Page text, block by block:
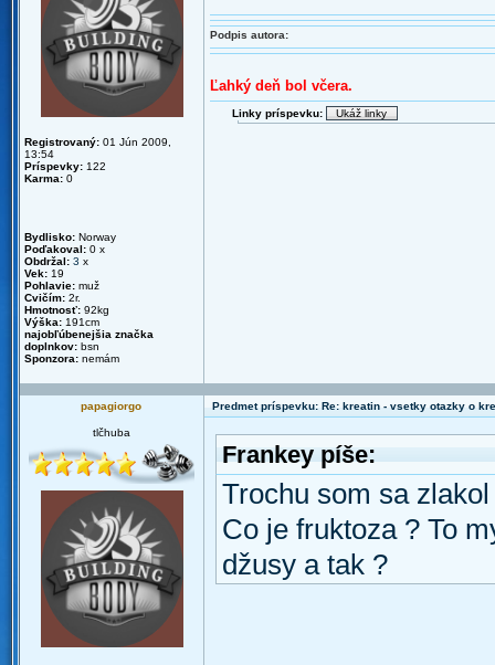
Registrovaný: 01 Jún 2009,
13:54
Príspevky: 122
Karma: 0
Bydlisko: Norway
Poďakoval: 0 x
Obdržal: 3 x
Vek: 19
Pohlavie: muž
Cvičím: 2r.
Hmotnosť: 92kg
Výška: 191cm
najobľúbenejšia značka
doplnkov: bsn
Sponzora: nemám
Podpis autora:
Ľahký deň bol včera.
Linky príspevku:
papagiorgo Predmet príspevku: Re: kreatin - vsetky otazky o
tlčhuba
Frankey píše:
Trochu som sa
Co je fruktoza ? To
džusy a tak ?